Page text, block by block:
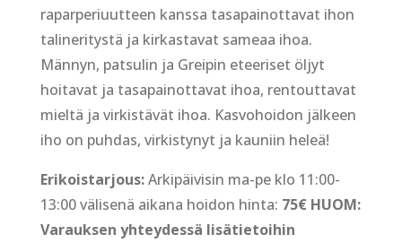
raparperiuutteen kanssa tasapainottavat ihon
talineritystä ja kirkastavat sameaa ihoa.
Männyn, patsulin ja Greipin eteeriset öljyt
hoitavat ja tasapainottavat ihoa, rentouttavat
mieltä ja virkistävät ihoa. Kasvohoidon jälkeen
iho on puhdas, virkistynyt ja kauniin heleä!
Erikoistarjous:Arkipäivisin ma-pe klo 11:00-
13:00 välisenä aikana hoidon hinta: 75€ HUOM:
Varauksen yhteydessä lisätietoihin